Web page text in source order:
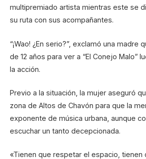
multipremiado artista mientras este se
su ruta con sus acompañantes.
“¡Wao! ¿En serio?”, exclamó una madre
de 12 años para ver a “El Conejo Malo”
la acción.
Previo a la situación, la mujer aseguró
zona de Altos de Chavón para que la
exponente de música urbana, aunque
escuchar un tanto decepcionada.
«Tienen que respetar el espacio, tienen